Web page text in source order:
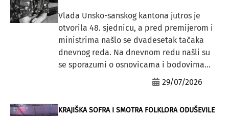
Vlada Unsko-sanskog kantona jutros je
otvorila 48. sjednicu, a pred premijerom i
ministrima našlo se dvadesetak tačaka
dnevnog reda. Na dnevnom redu našli su
se sporazumi o osnovicama i bodovima...
29/07/2026
KRAJIŠKA SOFRA I SMOTRA FOLKLORA ODUŠEVILE